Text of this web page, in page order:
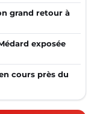
grand retour à
exposée
cours près du